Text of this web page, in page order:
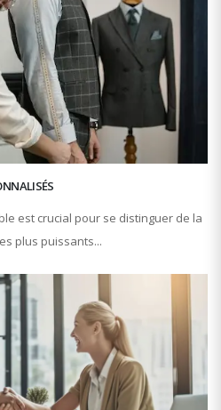
est crucial pour se distinguer de la
plus puissants...